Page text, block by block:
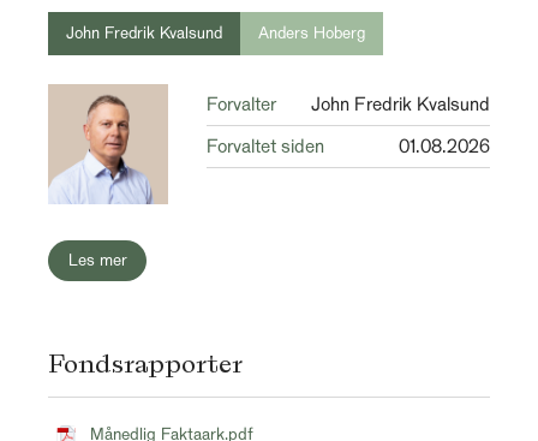
John Fredrik Kvalsund Anders Hoberg
Les mer
Forvalter
John Fredrik Kvalsund
Forvaltet siden
01.08.2026
Fondsrapporter
Månedlig Faktaark.pdf